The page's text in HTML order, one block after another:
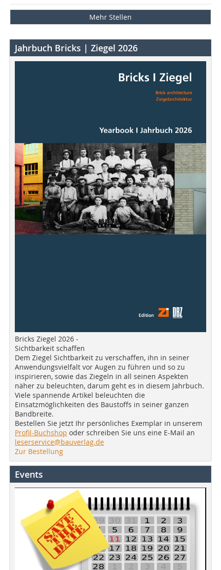
Mehr Stellen
Jahrbuch Bricks | Ziegel 2026
Bricks Ziegel 2026 -
Sichtbarkeit schaffen
Dem Ziegel Sichtbarkeit zu verschaffen, ihn in seiner
Anwendungsvielfalt vor Augen zu führen und so zu
inspirieren, sowie das Ziegeln in all seinen Aspekten
näher zu beleuchten, darum geht es in diesem Jahrbuch.
Viele spannende Artikel beleuchten die
Einsatzmöglichkeiten des Baustoffs in seiner ganzen
Bandbreite.
Bestellen Sie jetzt Ihr persönliches Exemplar in unserem
Profil-Buchshop oder schreiben Sie uns eine E-Mail an
leserservice@bauverlag.de
Zur Bestellung
Events